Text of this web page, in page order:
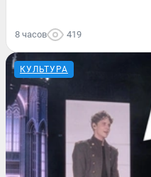
8 часов 419
КУЛЬТУРА